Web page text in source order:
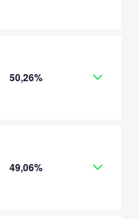
50,26%
49,06%